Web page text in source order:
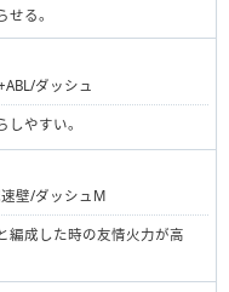
る。
ダッシュ
やすい。
壁/ダッシュM
編成した時の友情火力が高